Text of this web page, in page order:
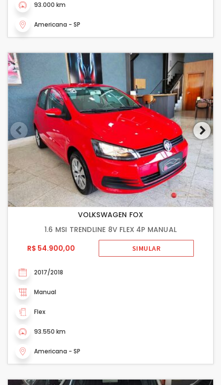
93.000 km
Americana - SP
VOLKSWAGEN FOX
1.6 MSI TRENDLINE 8V FLEX 4P MANUAL
R$ 54.900,00
SIMULAR
2017/2018
Manual
Flex
93.550 km
Americana - SP